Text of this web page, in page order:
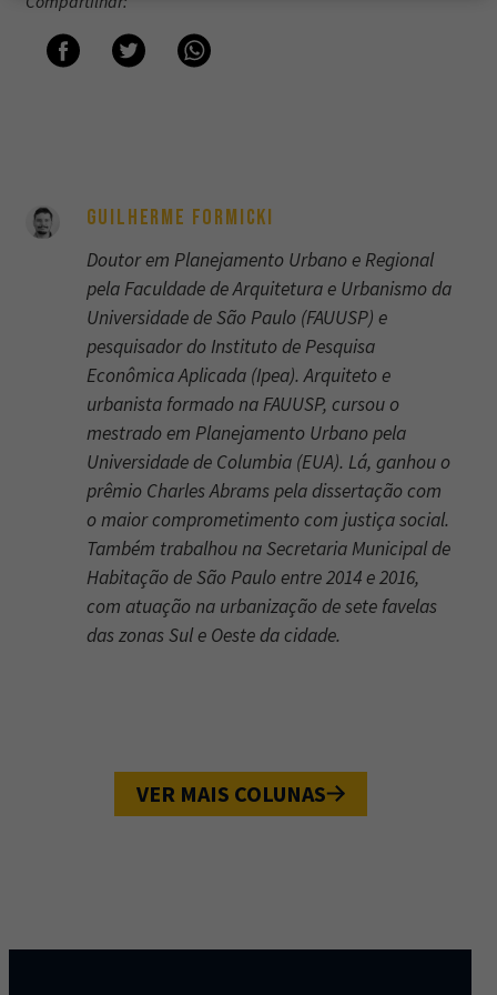
GUILHERME FORMICKI
Doutor em Planejamento Urbano e Regional
pela Faculdade de Arquitetura e Urbanismo da
Universidade de São Paulo (FAUUSP) e
pesquisador do Instituto de Pesquisa
Econômica Aplicada (Ipea). Arquiteto e
urbanista formado na FAUUSP, cursou o
mestrado em Planejamento Urbano pela
Universidade de Columbia (EUA). Lá, ganhou o
prêmio Charles Abrams pela dissertação com
o maior comprometimento com justiça social.
Também trabalhou na Secretaria Municipal de
Habitação de São Paulo entre 2014 e 2016,
com atuação na urbanização de sete favelas
das zonas Sul e Oeste da cidade.
VER MAIS COLUNAS